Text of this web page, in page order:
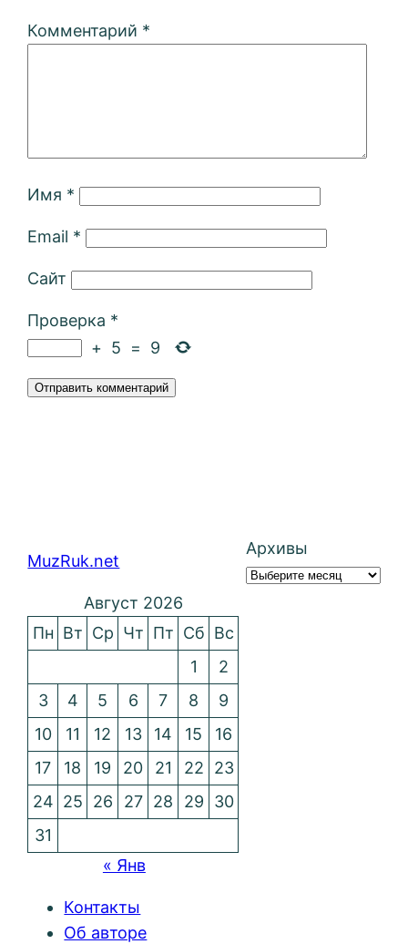
Комментарий *
Имя *
Email *
Сайт
Проверка *
+ 5 = 9
MuzRuk.net
Архивы
Август 2026
Пн Вт Ср Чт Пт Сб Вс
1
2
3
4 5 6 7 8
9
10
11 12 13 14 15
16
17
18 19 20 21 22
23
24 25 26 27 28 29
30
31
« Янв
Контакты
Об авторе